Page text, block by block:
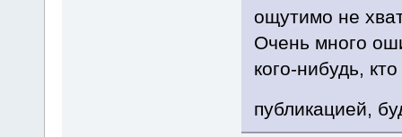
ощутимо не
Очень много
кого-нибудь,
публикацией,